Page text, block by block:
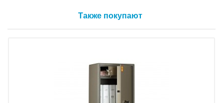
Также покупают